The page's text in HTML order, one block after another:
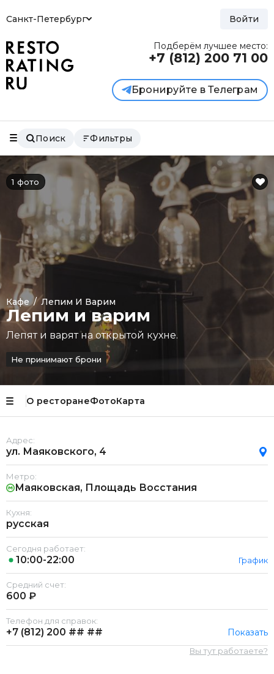
Санкт-Петербург Войти
Подберём лучшее место:
+7 (812) 200 71 00
Бронируйте в Телеграм
Поиск Фильтры
1 фото
Кафе / Лепим И Варим
Лепим и варим
Лепят и варят на открытой кухне.
Не принимают брони
О ресторанеФотоКарта
Адрес:
ул. Маяковского, 4
Метро:
Маяковская, Площадь Восстания
Кухня:
русская
Сегодня работает:
10:00-22:00 График
Средний счет:
600 ₽
Телефон для справок:
+7 (812) 200 ## ## Показать
Вы тут работаете?